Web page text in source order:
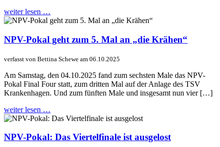
weiter lesen …
NPV-Pokal geht zum 5. Mal an „die Krähen“
verfasst von Bettina Schewe am 06.10.2025
Am Samstag, den 04.10.2025 fand zum sechsten Male das NPV-
Pokal Final Four statt, zum dritten Mal auf der Anlage des TSV
Krankenhagen. Und zum fünften Male und insgesamt nun vier […]
weiter lesen …
NPV-Pokal: Das Viertelfinale ist ausgelost